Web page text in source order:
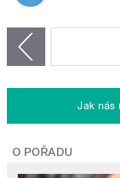
Jak nás
O POŘADU